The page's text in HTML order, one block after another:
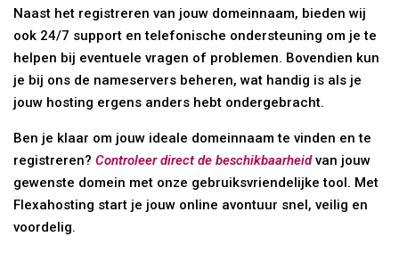
Naast het registreren van jouw domeinnaam, bieden wij
ook 24/7 support en telefonische ondersteuning om je te
helpen bij eventuele vragen of problemen. Bovendien kun
je bij ons de nameservers beheren, wat handig is als je
jouw hosting ergens anders hebt ondergebracht.
Ben je klaar om jouw ideale domeinnaam te vinden en te
registreren?Controleer direct de beschikbaarheidvan jouw
gewenste domein met onze gebruiksvriendelijke tool. Met
Flexahosting start je jouw online avontuur snel, veilig en
voordelig.